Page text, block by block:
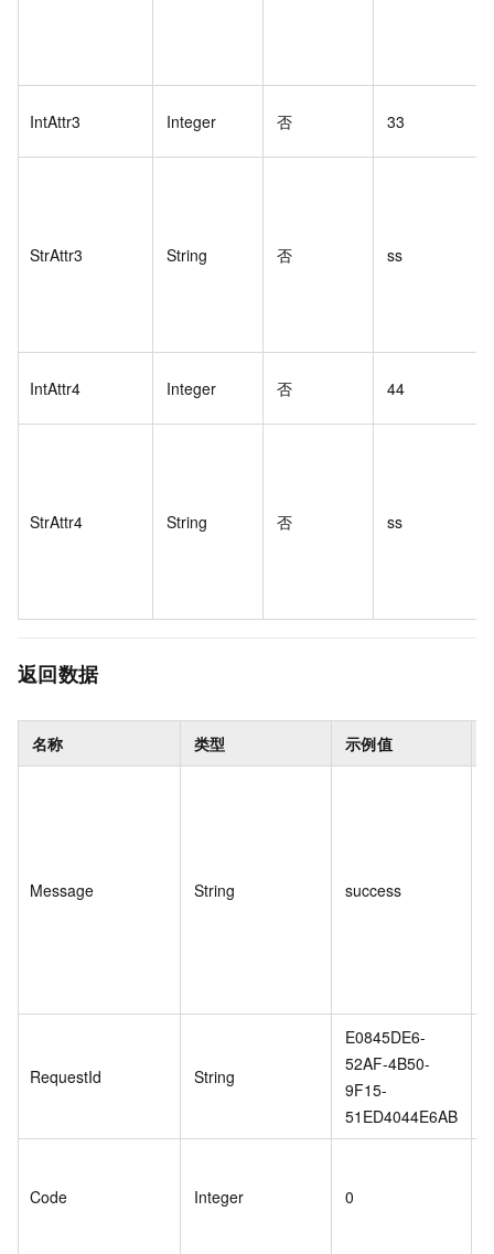
IntAttr3 Integer 否 33
StrAttr3 String 否 ss
IntAttr4 Integer 否 44
StrAttr4 String 否 ss
返回数据
名称 类型 示例值
Message String success
RequestId String
E0845DE6-
52AF-4B50-
9F15-
51ED4044E6AB
Code Integer 0